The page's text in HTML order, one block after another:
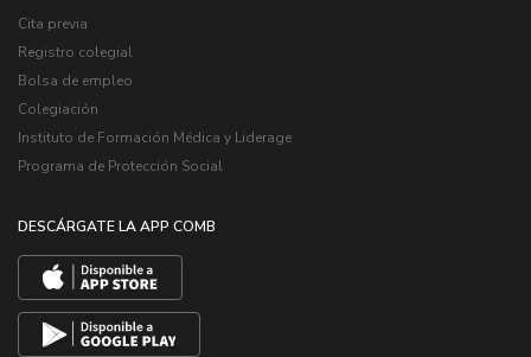
Cita previa
Registro colegial
Bolsa de empleo
Colegiación
Instituto de Formación Médica y Liderage
Programa de Protección Social
DESCÁRGATE LA APP COMB